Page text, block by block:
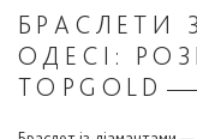
БРАСЛЕТИ
ОДЕСІ:
TOPGOLD